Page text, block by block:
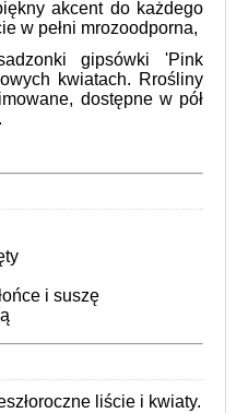
akcent do każdego
w pełni mrozoodporna,
gipsówki 'Pink
kwiatach. Rrośliny
dostępne w pół
i suszę
liście i kwiaty.